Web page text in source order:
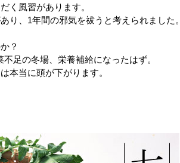
く風習があります。
り、1年間の邪気を祓うと考えられました。
？
足の冬場、栄養補給になったはず。
本当に頭が下がります。